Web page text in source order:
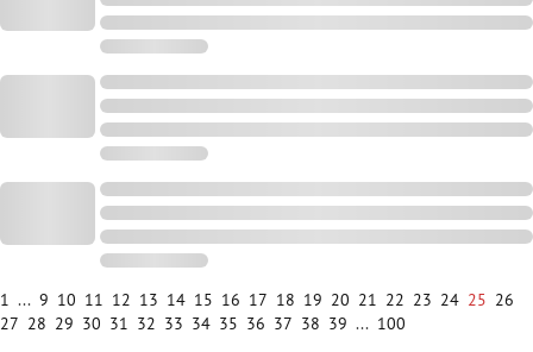
1 ... 9 10 11 12 13 14 15 16 17 18 19 20 21 22 23 24 25 26
27 28 29 30 31 32 33 34 35 36 37 38 39 ... 100